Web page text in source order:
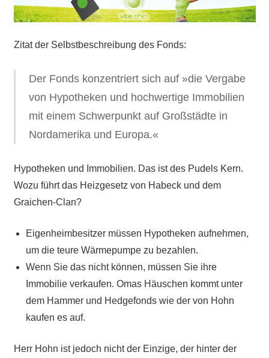
Zitat der Selbstbeschreibung des Fonds:
Der Fonds konzentriert sich auf »die Vergabe
von Hypotheken und hochwertige Immobilien
mit einem Schwerpunkt auf Großstädte in
Nordamerika und Europa.«
Hypotheken und Immobilien. Das ist des Pudels Kern.
Wozu führt das Heizgesetz von Habeck und dem
Graichen-Clan?
Eigenheimbesitzer müssen Hypotheken aufnehmen,
um die teure Wärmepumpe zu bezahlen.
Wenn Sie das nicht können, müssen Sie ihre
Immobilie verkaufen. Omas Häuschen kommt unter
dem Hammer und Hedgefonds wie der von Hohn
kaufen es auf.
Herr Hohn ist jedoch nicht der Einzige, der hinter der